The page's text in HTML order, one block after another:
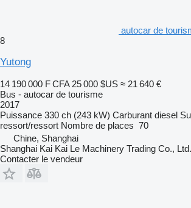
autocar de
8
Yutong
14 190 000 F CFA 25 000 $US ≈ 21 640 €
Bus - autocar de tourisme
2017
Puissance 330 ch (243 kW) Carburant diesel
ressort/ressort Nombre de places 70
Chine, Shanghai
Shanghai Kai Kai Le Machinery Trading Co., Ltd.
Contacter le vendeur